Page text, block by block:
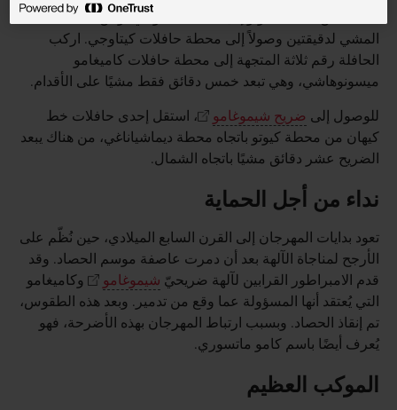
المتجه من محطة كيوتو إلى محطة كيتاوجي، ومن هناك يمكنك
المشي لدقيقتين وصولاً إلى محطة حافلات كيتاوجي. اركب
الحافلة رقم ثلاثة المتجهة إلى محطة حافلات كاميغامو
ميسونوهاشي، وهي تبعد خمس دقائق فقط مشيًا على الأقدام.
للوصول إلى ضريح شيموغامو
، استقل إحدى حافلات خط
كيهان من محطة كيوتو باتجاه محطة ديماشياناغي، من هناك يبعد
الضريح عشر دقائق مشيًا باتجاه الشمال.
نداء من أجل الحماية
تعود بدايات المهرجان إلى القرن السابع الميلادي، حين نُظّم على
الأرجح لمناجاة الآلهة بعد أن دمرت عاصفة موسم الحصاد. وقد
قدم الامبراطور القرابين لآلهة ضريحيّ شيموغامو
وكاميغامو
التي يُعتقد أنها المسؤولة عما وقع من تدمير. وبعد هذه الطقوس،
تم إنقاذ الحصاد. وبسبب ارتباط المهرجان بهذه الأضرحة، فهو
يُعرف أيضًا باسم كامو ماتسوري.
الموكب العظيم